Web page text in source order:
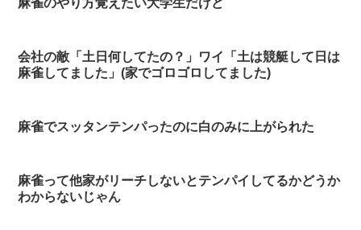
会社の敵「土日何してたの？」ワイ「土は競艇して日は
麻雀してました」(家でゴロゴロしてました)
麻雀でスッタンテンパったのに白のみに上がられた
麻雀って他家がリーチしないとテンパイしてるかどうか
わからないじゃん